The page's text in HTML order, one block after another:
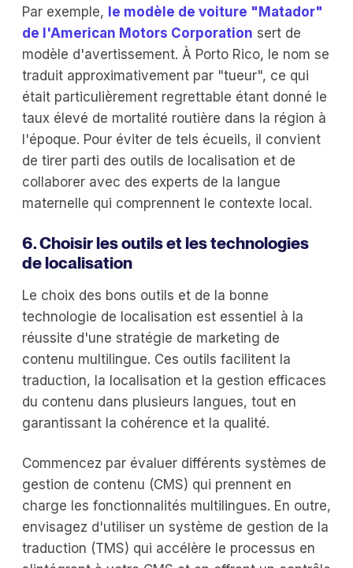
Par exemple, le modèle de voiture "Matador"
de l'American Motors Corporation sert de
modèle d'avertissement. À Porto Rico, le nom se
traduit approximativement par "tueur", ce qui
était particulièrement regrettable étant donné le
taux élevé de mortalité routière dans la région à
l'époque. Pour éviter de tels écueils, il convient
de tirer parti des outils de localisation et de
collaborer avec des experts de la langue
maternelle qui comprennent le contexte local.
6. Choisir les outils et les technologies
de localisation
Le choix des bons outils et de la bonne
technologie de localisation est essentiel à la
réussite d'une stratégie de marketing de
contenu multilingue. Ces outils facilitent la
traduction, la localisation et la gestion efficaces
du contenu dans plusieurs langues, tout en
garantissant la cohérence et la qualité.
Commencez par évaluer différents systèmes de
gestion de contenu (CMS) qui prennent en
charge les fonctionnalités multilingues. En outre,
envisagez d'utiliser un système de gestion de la
traduction (TMS) qui accélère le processus en